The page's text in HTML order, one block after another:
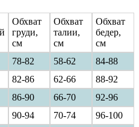
Обхват
груди,
см
Обхват
талии,
см
Обхват
бедер,
см
78-82 58-62
84-88
82-86 62-66
88-92
86-90 66-70
92-96
90-94 70-74
96-100